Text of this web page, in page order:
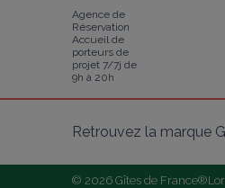
Agence de
Réservation
Accueil de
porteurs de
projet 7/7j de
9h à 20h
Retrouvez la marque
© 2026 Gîtes de